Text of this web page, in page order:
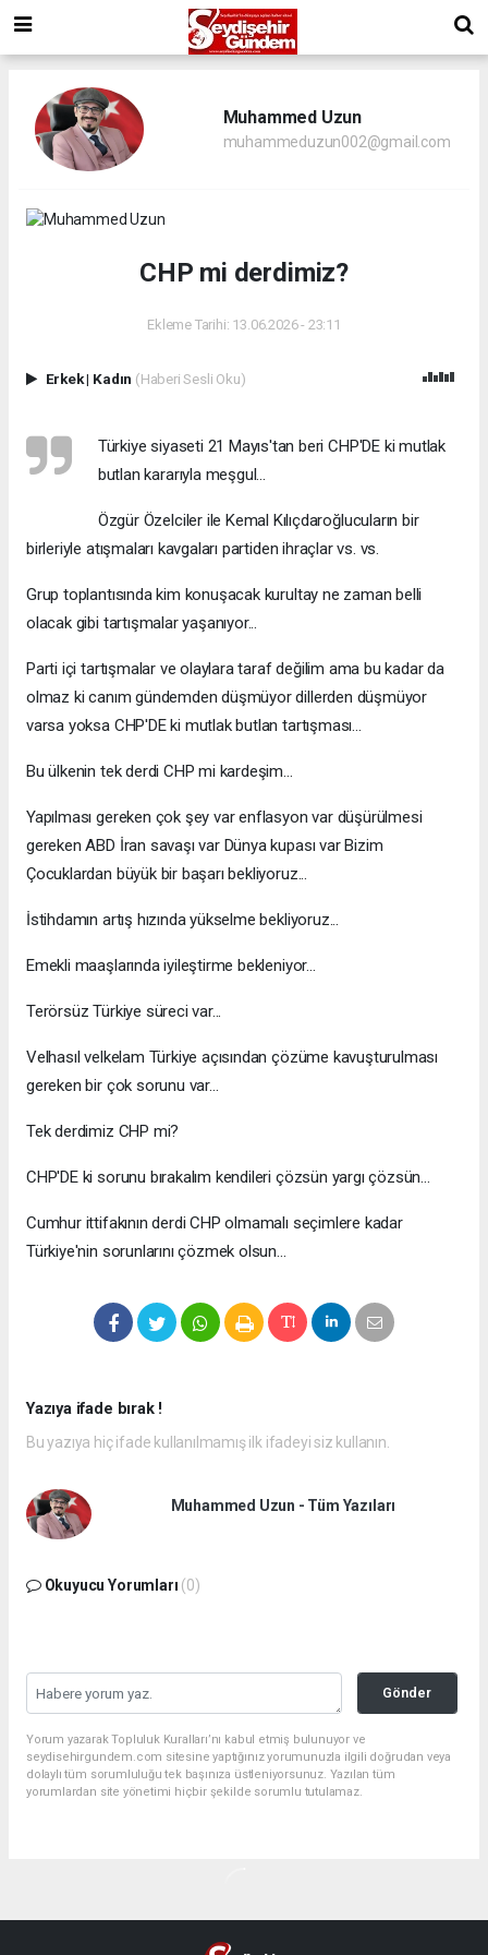
Muhammed Uzun
muhammeduzun002@gmail.com
CHP mi derdimiz?
Ekleme Tarihi: 13.06.2026 - 23:11
Erkek| Kadın (Haberi Sesli Oku)
Türkiye siyaseti 21 Mayıs'tan beri CHP'DE ki mutlak
butlan kararıyla meşgul...
Özgür Özelciler ile Kemal Kılıçdaroğlucuların bir
birleriyle atışmaları kavgaları partiden ihraçlar vs. vs.
Grup toplantısında kim konuşacak kurultay ne zaman belli
olacak gibi tartışmalar yaşanıyor...
Parti içi tartışmalar ve olaylara taraf değilim ama bu kadar da
olmaz ki canım gündemden düşmüyor dillerden düşmüyor
varsa yoksa CHP'DE ki mutlak butlan tartışması...
Bu ülkenin tek derdi CHP mi kardeşim...
Yapılması gereken çok şey var enflasyon var düşürülmesi
gereken ABD İran savaşı var Dünya kupası var Bizim
Çocuklardan büyük bir başarı bekliyoruz...
İstihdamın artış hızında yükselme bekliyoruz...
Emekli maaşlarında iyileştirme bekleniyor...
Terörsüz Türkiye süreci var...
Velhasıl velkelam Türkiye açısından çözüme kavuşturulması
gereken bir çok sorunu var...
Tek derdimiz CHP mi?
CHP'DE ki sorunu bırakalım kendileri çözsün yargı çözsün...
Cumhur ittifakının derdi CHP olmamalı seçimlere kadar
Türkiye'nin sorunlarını çözmek olsun...
Yazıya ifade bırak !
Bu yazıya hiç ifade kullanılmamış ilk ifadeyi siz kullanın.
Muhammed Uzun - Tüm Yazıları
Okuyucu Yorumları (0)
Gönder
Yorum yazarak Topluluk Kuralları’nı kabul etmiş bulunuyor ve
seydisehirgundem.com sitesine yaptığınız yorumunuzla ilgili doğrudan veya
dolaylı tüm sorumluluğu tek başınıza üstleniyorsunuz. Yazılan tüm
yorumlardan site yönetimi hiçbir şekilde sorumlu tutulamaz.